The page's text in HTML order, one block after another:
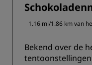
1.16 mi/1.86 km van
Bekend over de